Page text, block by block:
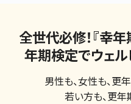
全世代必修！『幸年
年期検定でウェル
男性も、女性も、更
若い方も、更年